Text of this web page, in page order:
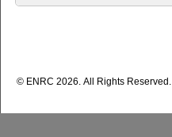
© ENRС 2026. All Rights Reserved.